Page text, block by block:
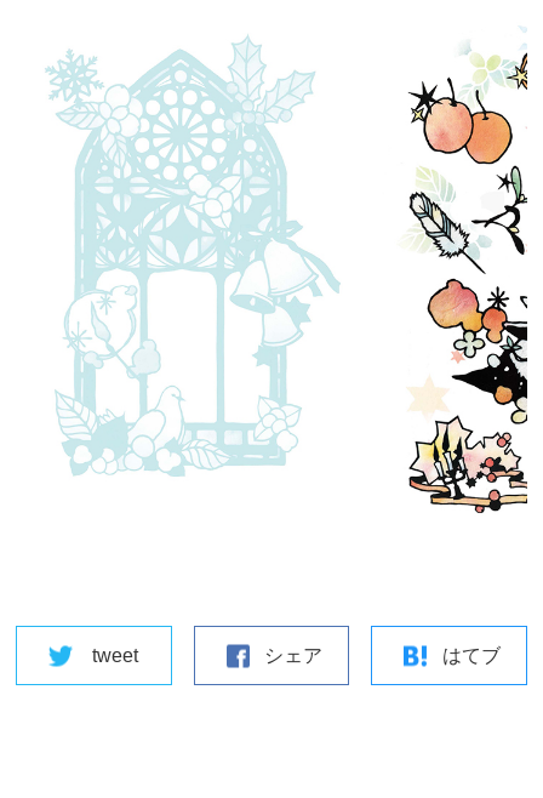
tweet シェア はてブ